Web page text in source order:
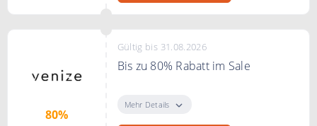
80%
Gültig bis 31.08.2026
Bis zu 80% Rabatt im Sale
sichern. Klick auf unseren Link
Mehr Details